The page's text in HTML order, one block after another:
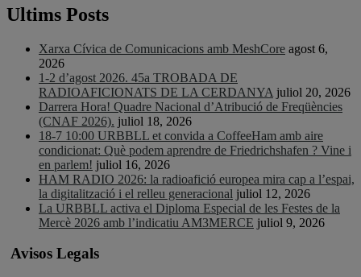
Ultims Posts
Xarxa Cívica de Comunicacions amb MeshCore agost 6,
2026
1-2 d’agost 2026. 45a TROBADA DE
RADIOAFICIONATS DE LA CERDANYA juliol 20, 2026
Darrera Hora! Quadre Nacional d’Atribució de Freqüències
(CNAF 2026). juliol 18, 2026
18-7 10:00 URBBLL et convida a CoffeeHam amb aire
condicionat: Què podem aprendre de Friedrichshafen ? Vine i
en parlem! juliol 16, 2026
HAM RADIO 2026: la radioafició europea mira cap a l’espai,
la digitalització i el relleu generacional juliol 12, 2026
La URBBLL activa el Diploma Especial de les Festes de la
Mercè 2026 amb l’indicatiu AM3MERCE juliol 9, 2026
Avisos Legals